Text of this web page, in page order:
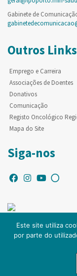
Gabinete de
Outros Links
Emprego e Carreira
Associações de Doentes
Donativos
Comunicação
Registo Oncológico
Mapa do Site
Siga-nos
© Copyright IPO-PORTO.
Este site utiliza
por parte do